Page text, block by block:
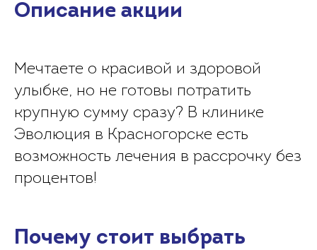
Описание акции
Мечтаете о красивой и здоровой
улыбке, но не готовы потратить
крупную сумму сразу? В клинике
Эволюция в Красногорске есть
возможность лечения в рассрочку без
процентов!
Почему стоит выбрать